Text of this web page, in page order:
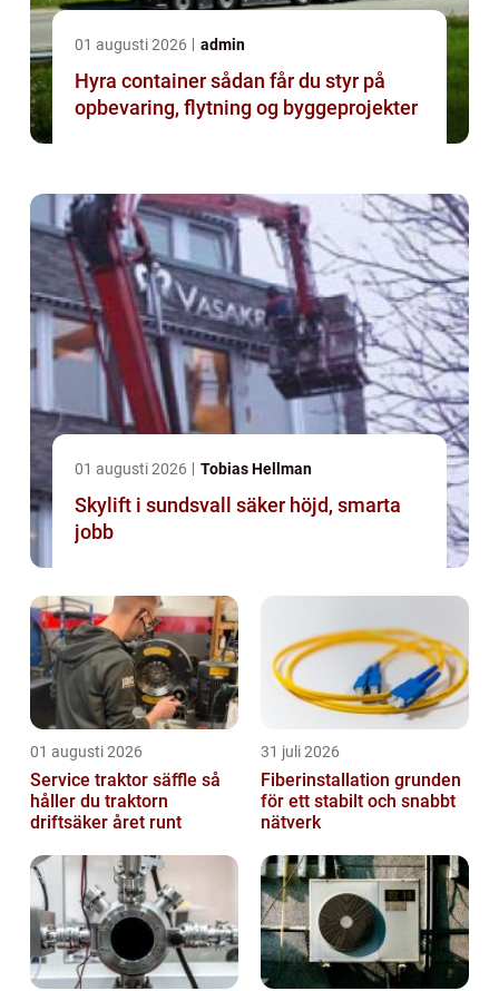
01 augusti 2026 admin
Hyra container sådan får du styr på
opbevaring, flytning og byggeprojekter
01 augusti 2026 Tobias Hellman
Skylift i sundsvall säker höjd, smarta
jobb
01 augusti 2026
Service traktor säffle så
håller du traktorn
driftsäker året runt
31 juli 2026
Fiberinstallation grunden
för ett stabilt och snabbt
nätverk